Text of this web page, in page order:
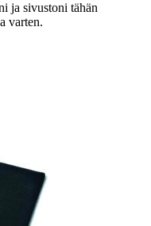
ja sivustoni tähän
varten.